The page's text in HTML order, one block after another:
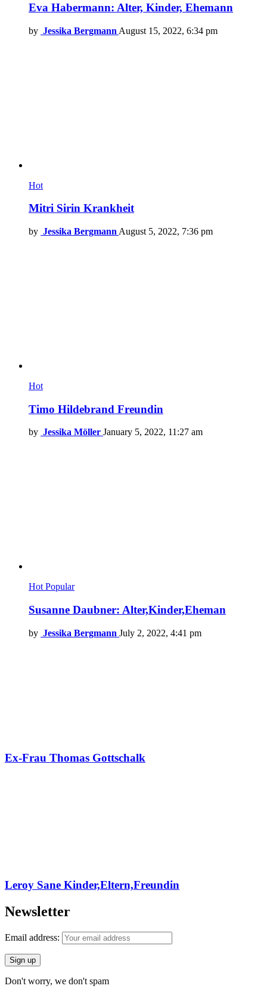
Eva Habermann: Alter, Kinder, Ehemann
by Jessika Bergmann August 15, 2022, 6:34 pm
Hot
Mitri Sirin Krankheit
by Jessika Bergmann August 5, 2022, 7:36 pm
Hot
Timo Hildebrand Freundin
by Jessika Möller January 5, 2022, 11:27 am
HotPopular
Susanne Daubner: Alter,Kinder,Eheman
by Jessika Bergmann July 2, 2022, 4:41 pm
Ex-Frau Thomas Gottschalk
Leroy Sane Kinder,Eltern,Freundin
Newsletter
Email address:
Don't worry, we don't spam